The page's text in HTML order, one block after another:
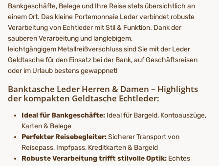
Bankgeschäfte, Belege und Ihre Reise stets übersichtlich an
einem Ort. Das kleine Portemonnaie Leder verbindet robuste
Verarbeitung von Echtleder mit Stil & Funktion. Dank der
sauberen Verarbeitung und langlebigem,
leichtgängigem Metallreißverschluss sind Sie mit der Leder
Geldtasche für den Einsatz bei der Bank, auf Geschäftsreisen
oder im Urlaub bestens gewappnet!
Banktasche Leder Herren & Damen – Highlights
der kompakten Geldtasche Echtleder:
Ideal für Bankgeschäfte: Ideal für Bargeld, Kontoauszüge,
Karten & Belege
Perfekter Reisebegleiter:Sicherer Transport von
Reisepass, Impfpass, Kreditkarten & Bargeld
Robuste Verarbeitung trifft stilvolle Optik: Echtes